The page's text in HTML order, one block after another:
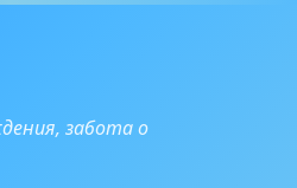
забота о